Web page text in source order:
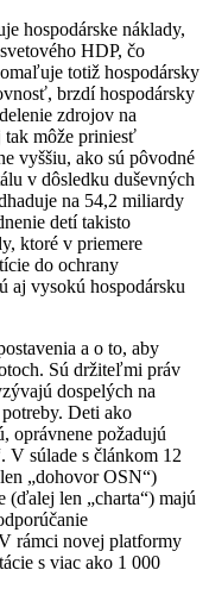
hospodárske náklady,
HDP, čo
totiž hospodársky
brzdí hospodársky
zdrojov na
tak môže priniesť
vyššiu, ako sú pôvodné
v dôsledku duševných
na 54,2 miliardy
detí takisto
ktoré v priemere
do ochrany
aj vysokú hospodársku
a o to, aby
Sú držiteľmi práv
dospelých na
Deti ako
oprávnene požadujú
V súlade s článkom 12
„dohovor OSN“)
(ďalej len „charta“) majú
rámci novej platformy
s viac ako 1 000